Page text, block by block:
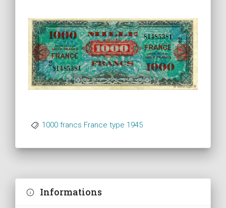
1000 francs France type 1945
Informations